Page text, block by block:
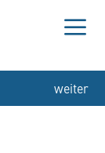
weiter